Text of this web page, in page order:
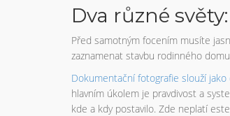
Dva různé
Před samotným focením musíte
zaznamenat stavbu rodinného
Dokumentační fotografie slouží jako
hlavním úkolem je pravdivost a
kde a kdy postavilo. Zde neplatí